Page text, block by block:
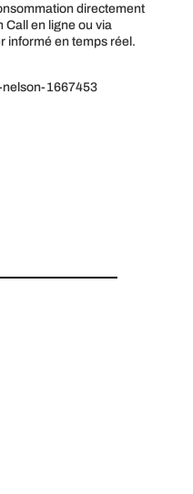
directement
Call en ligne ou via
informé en temps réel.
nelson-1667453